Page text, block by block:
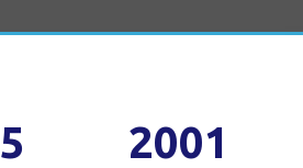
5 2001